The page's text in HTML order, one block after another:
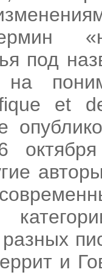
под
et
разных
и